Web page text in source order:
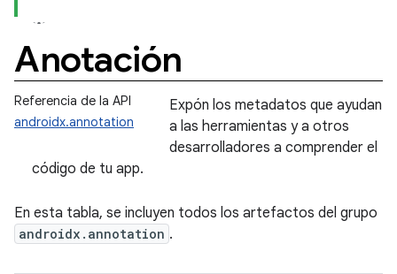
Anotación
Referencia de la API
androidx.annotation
Expón los metadatos que ayudan
a las herramientas y a otros
desarrolladores a comprender el
código de tu app.
En esta tabla, se incluyen todos los artefactos del grupo
androidx.annotation .